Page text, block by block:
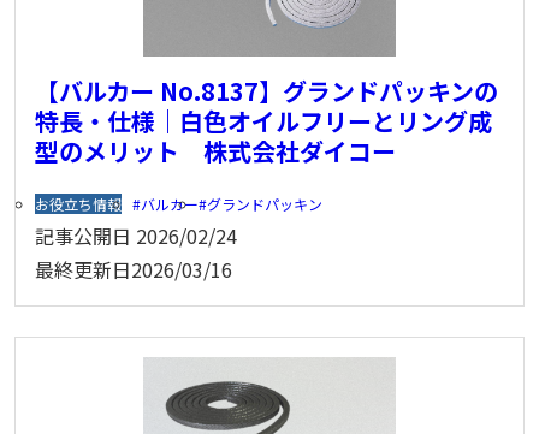
【バルカー No.8137】グランドパッキンの
特長・仕様｜白色オイルフリーとリング成
型のメリット 株式会社ダイコー
お役立ち情報 バルカー グランドパッキン
記事公開日 2026/02/24
最終更新日2026/03/16